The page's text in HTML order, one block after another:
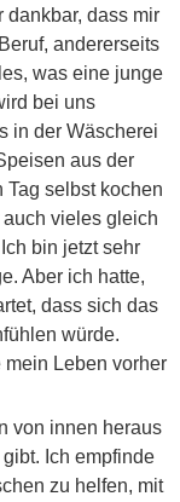
dankbar, dass mir
andererseits
was eine junge
bei uns
in der Wäscherei
aus der
selbst kochen
vieles gleich
bin jetzt sehr
Aber ich hatte,
dass sich das
würde.
mein Leben vorher
von innen heraus
Ich empfinde
zu helfen, mit